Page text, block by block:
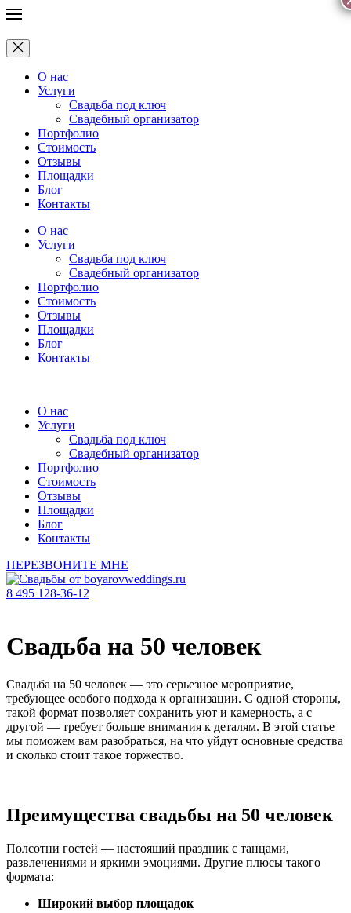
О нас
Услуги
Свадьба под ключ
Свадебный организатор
Портфолио
Стоимость
Отзывы
Площадки
Блог
Контакты
О нас
Услуги
Свадьба под ключ
Свадебный организатор
Портфолио
Стоимость
Отзывы
Площадки
Блог
Контакты
О нас
Услуги
Свадьба под ключ
Свадебный организатор
Портфолио
Стоимость
Отзывы
Площадки
Блог
Контакты
ПЕРЕЗВОНИТЕ МНЕ
8 495 128-36-12
Свадьба на 50 человек
Свадьба на 50 человек — это серьезное мероприятие,
требующее особого подхода к организации. С одной стороны,
такой формат позволяет сохранить уют и камерность, а с
другой — требует больше внимания к деталям. В этой статье
мы поможем вам разобраться, на что уйдут основные средства
и сколько стоит такое торжество.
Преимущества свадьбы на 50 человек
Полсотни гостей — настоящий праздник с танцами,
развлечениями и яркими эмоциями. Другие плюсы такого
формата:
Широкий выбор площадок